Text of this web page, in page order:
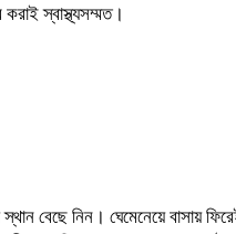
করাই স্বাস্থ্যসম্মত।
বেছে নিন। ঘেমেনেয়ে বাসায়